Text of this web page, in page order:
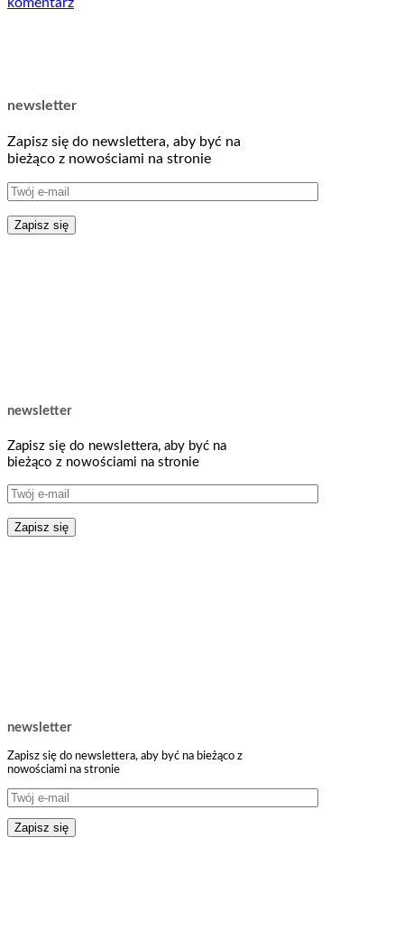
newsletter
Zapisz się do newslettera, aby być na
bieżąco z nowościami na stronie
newsletter
Zapisz się do newslettera, aby być na
bieżąco z nowościami na stronie
newsletter
Zapisz się do newslettera, aby być na bieżąco z
nowościami na stronie